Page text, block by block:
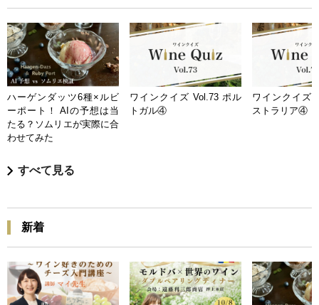
ハーゲンダッツ6種×ルビ
ーポート！ AIの予想は当
たる？ソムリエが実際に合
わせてみた
ワインクイズ Vol.73 ポル
トガル④
ワインクイズ
ストラリア④
すべて見る
新着